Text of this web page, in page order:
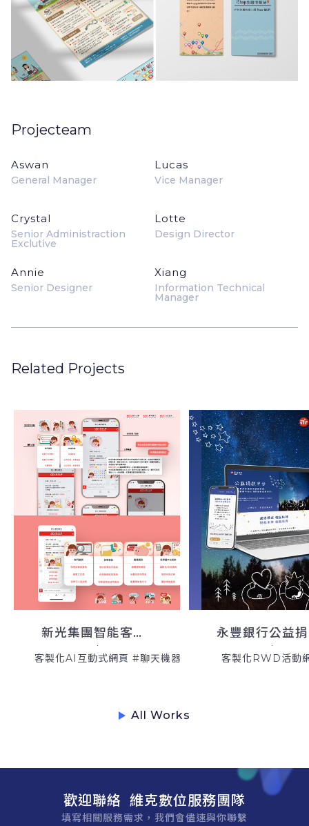
Projecteam
Aswan
General Manager
Lucas
Vice Manager
Crystal
Senior Administraction
Exclutive
Lotte
Design Director
Annie
Senior Designer
Xiang
Information Technical
Manager
Related Projects
新光集團智能客服系統
客製化AI互動式網頁 #聊天機器人 客製化RWD活動
All Works
歡迎聯絡 維克數位服務團隊
填寫相關服務需求，我們會儘速與你聯繫